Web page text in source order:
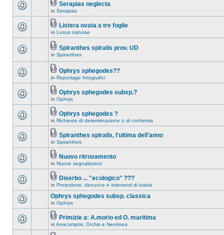
Serapias neglecta
in Serapias
Listera ovata a tre foglie
in Lusus naturae
Spiranthes spiralis prov. UD
in Spiranthes
Ophrys sphegodes??
in Reportage fotografici
Ophrys sphegodes subsp.?
in Ophrys
Ophrys sphegodes ?
in Richieste di determinazione o di conferma
Spiranthes spiralis, l'ultima dell'anno
in Spiranthes
Nuovo ritrovamento
in Nuove segnalazioni
Diserbo ... "ecologico" ???
in Protezione, denunce e interventi di tutela
Ophrys sphegodes subsp. classica
in Ophrys
Primizie a: A.morio ed O. maritima
in Anacamptis, Orchis e Neotinea